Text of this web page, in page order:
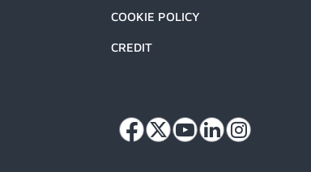
COOKIE POLICY
CREDIT